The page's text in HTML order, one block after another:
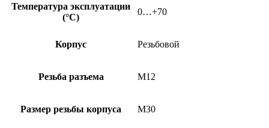
Температура эксплуатации
(°C)
0…+70
Корпус Резьбовой
Резьба разъема M12
Размер резьбы корпуса M30